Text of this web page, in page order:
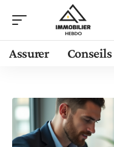
Assurer Conseils